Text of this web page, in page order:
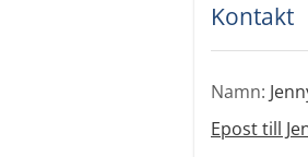
Kontakt
Namn:
Epost till